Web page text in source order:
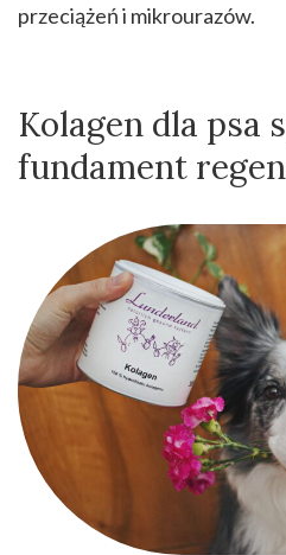
przeciążeń i mikrourazów.
Kolagen dla psa
fundament